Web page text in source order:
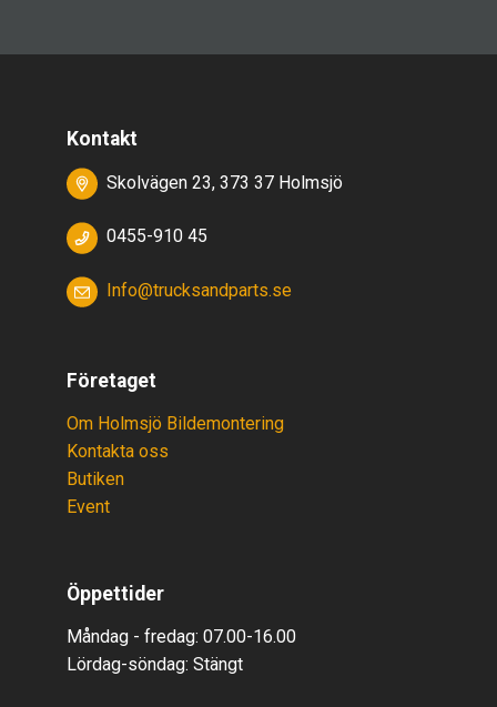
Kontakt
Skolvägen 23, 373 37 Holmsjö
0455-910 45
Info@trucksandparts.se
Företaget
Om Holmsjö Bildemontering
Kontakta oss
Butiken
Event
Öppettider
Måndag - fredag: 07.00-16.00
Lördag-söndag: Stängt